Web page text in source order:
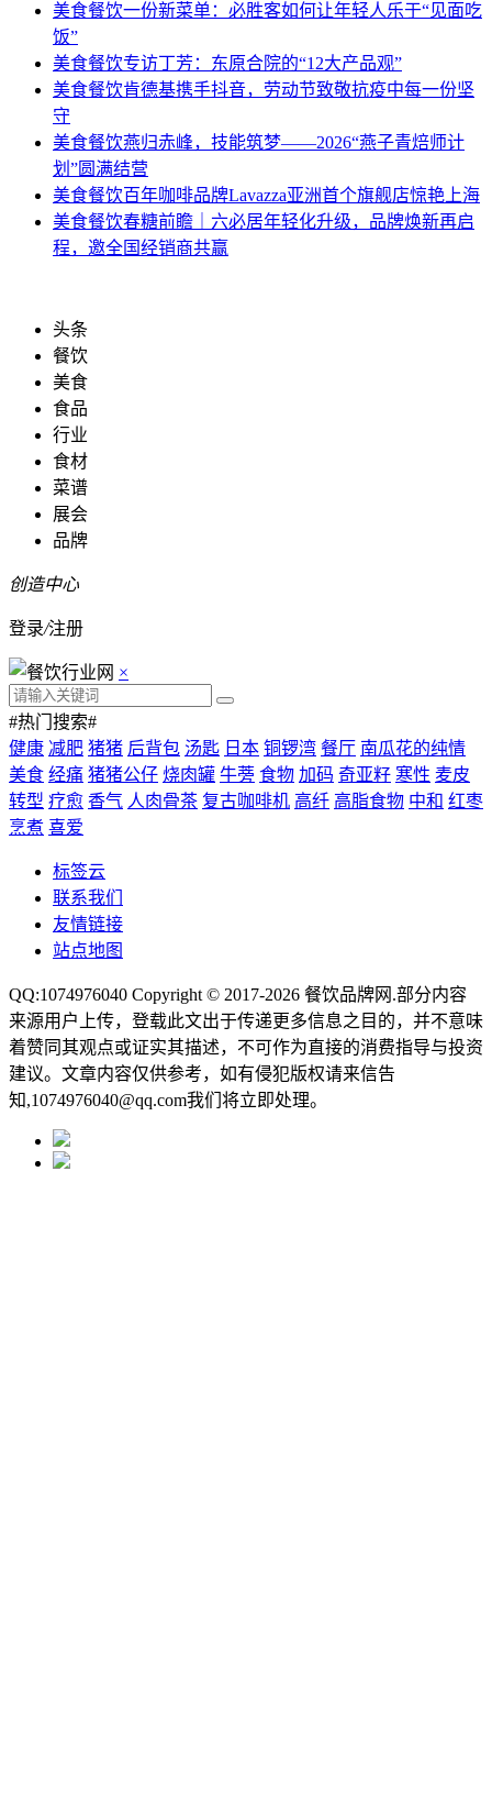
美食餐饮一份新菜单：必胜客如何让年轻人乐于“见面吃
饭”
美食餐饮专访丁芳：东原合院的“12大产品观”
美食餐饮肯德基携手抖音，劳动节致敬抗疫中每一份坚
守
美食餐饮燕归赤峰，技能筑梦——2026“燕子青焙师计
划”圆满结营
美食餐饮百年咖啡品牌Lavazza亚洲首个旗舰店惊艳上海
美食餐饮春糖前瞻｜六必居年轻化升级，品牌焕新再启
程，邀全国经销商共赢
头条
餐饮
美食
食品
行业
食材
菜谱
展会
品牌
创造中心
登录/注册
×
#热门搜索#
健康 减肥 猪猪 后背包 汤匙 日本 铜锣湾 餐厅 南瓜花的纯情
美食 经痛 猪猪公仔 烧肉罐 牛蒡 食物 加码 奇亚籽 寒性 麦皮
转型 疗愈 香气 人肉骨茶 复古咖啡机 高纤 高脂食物 中和 红枣
烹煮 喜爱
标签云
联系我们
友情链接
站点地图
QQ:1074976040 Copyright © 2017-2026 餐饮品牌网 .部分内容
来源用户上传，登载此文出于传递更多信息之目的，并不意味
着赞同其观点或证实其描述，不可作为直接的消费指导与投资
建议。文章内容仅供参考，如有侵犯版权请来信告
知,1074976040@qq.com我们将立即处理。